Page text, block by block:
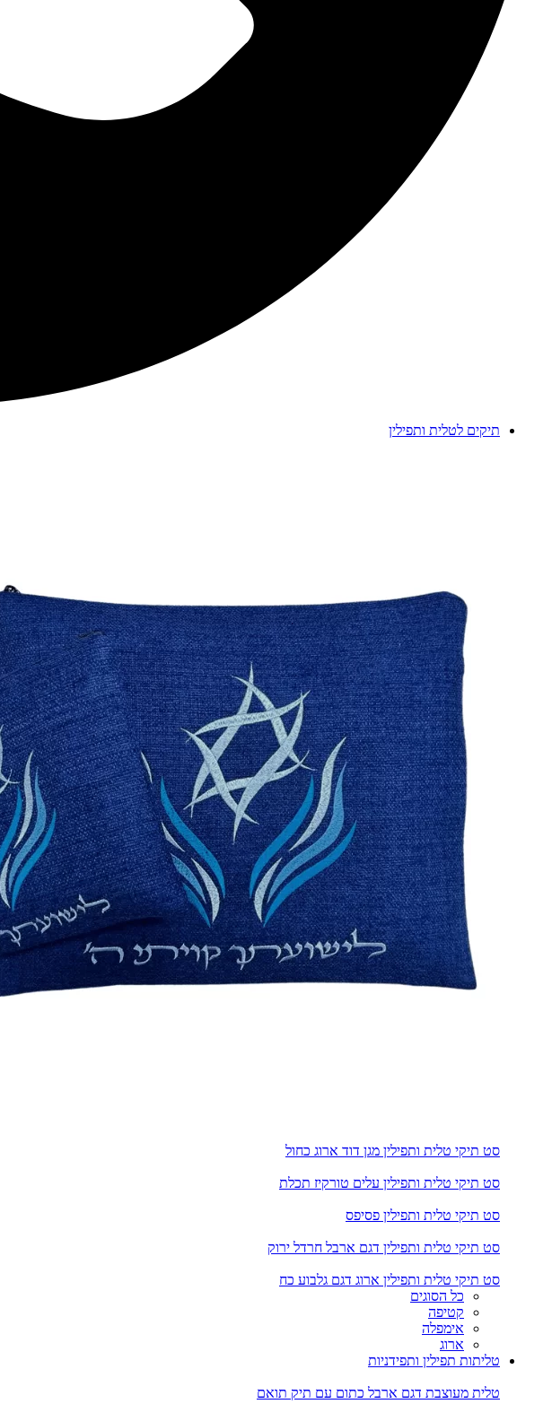
תיקים לטלית ותפילין
סט תיקי טלית ותפילין מגן דוד ארוג כחול
סט תיקי טלית ותפילין עלים טורקיז תכלת
סט תיקי טלית ותפילין פסיפס
סט תיקי טלית ותפילין דגם ארבל חרדל ירוק
סט תיקי טלית ותפילין ארוג דגם גלבוע כח
כל הסוגים
קטיפה
אימפלה
ארוג
טליתות תפילין ותפידניות
טלית מעוצבת דגם ארבל כתום עם תיק תואם